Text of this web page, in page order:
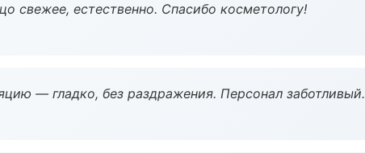
свежее, естественно. Спасибо косметологу!
— гладко, без раздражения. Персонал заботливый.